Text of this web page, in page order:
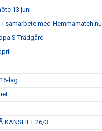
13 juni
samarbete med Hemmamatch.nu
S Trädgård
lag
KANSLIET 26/3